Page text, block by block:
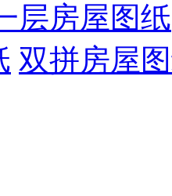
层房屋图纸
双拼房屋